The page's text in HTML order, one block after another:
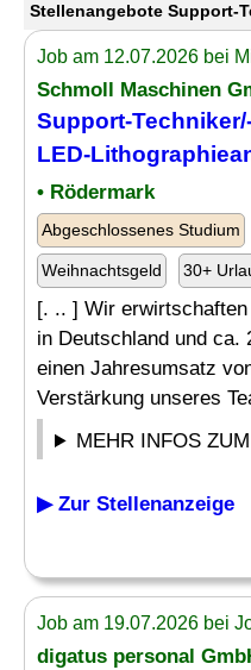
Stellenangebote Support-
Job am 12.07.2026 bei
Schmoll Maschinen
Support-Techniker
LED-
• Rödermark
Abgeschlossenes Studium
Weihnachtsgeld 30+
[. .. ] Wir
in Deutschland und ca.
einen Jahresumsatz
Verstärkung unseres
MEHR INFOS
▶ Zur Stellenanzeige
Job am 19.07.2026 bei
digatus personal